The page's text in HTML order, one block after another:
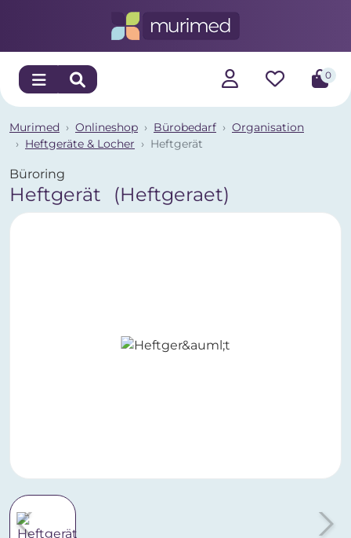
0
Murimed Onlineshop Bürobedarf
Organisation
Heftgeräte & Locher
Heftgerät
Büroring
Heftgerät (Heftgeraet)